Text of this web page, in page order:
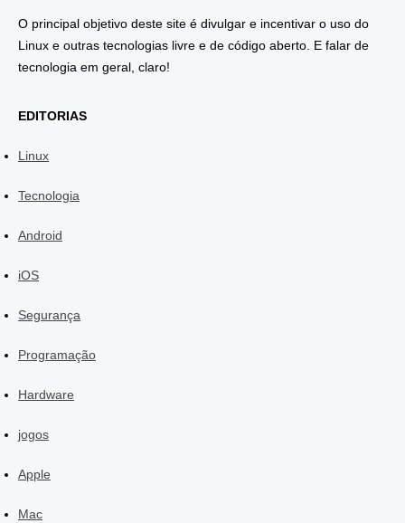
O principal objetivo deste site é divulgar e incentivar o uso do
Linux e outras tecnologias livre e de código aberto. E falar de
tecnologia em geral, claro!
EDITORIAS
Linux
Tecnologia
Android
iOS
Segurança
Programação
Hardware
jogos
Apple
Mac